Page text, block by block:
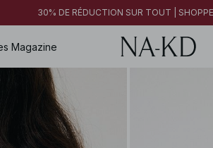
30% DE RÉDUCTION SUR TOUT |
Magazine